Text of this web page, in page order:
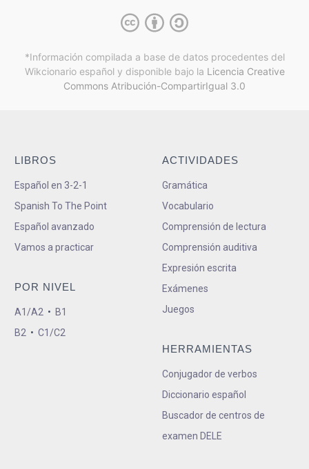
*Información compilada a base de datos procedentes del
Wikcionario español y disponible bajo la Licencia Creative
Commons Atribución-CompartirIgual 3.0
LIBROS
Español en 3-2-1
Spanish To The Point
Español avanzado
Vamos a practicar
POR NIVEL
A1/A2 • B1
B2 • C1/C2
ACTIVIDADES
Gramática
Vocabulario
Comprensión de lectura
Comprensión auditiva
Expresión escrita
Exámenes
Juegos
HERRAMIENTAS
Conjugador de verbos
Diccionario español
Buscador de centros de
examen DELE